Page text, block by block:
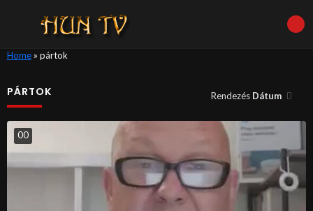
Home» pártok
PÁRTOK Rendezés Dátum
00